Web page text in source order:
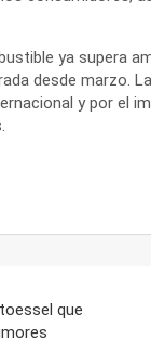
ya supera
desde marzo.
y por el
que